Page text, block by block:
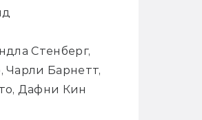
Стенберг,
Барнетт,
Дафни Кин